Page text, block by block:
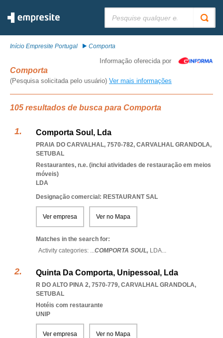
Início Empresite Portugal Comporta
Informação oferecida por
Comporta
(Pesquisa solicitada pelo usuário) Ver mais informações
105 resultados de busca para Comporta
Comporta Soul, Lda
PRAIA DO CARVALHAL, 7570-782, CARVALHAL GRANDOLA,
SETUBAL
Restaurantes, n.e. (inclui atividades de restauração em meios
móveis)
LDA
Designação comercial: RESTAURANT SAL
Ver empresa Ver no Mapa
Matches in the search for:
Activity categories: ...COMPORTA SOUL, LDA...
Quinta Da Comporta, Unipessoal, Lda
R DO ALTO PINA 2, 7570-779, CARVALHAL GRANDOLA,
SETUBAL
Hotéis com restaurante
UNIP
Ver empresa Ver no Mapa